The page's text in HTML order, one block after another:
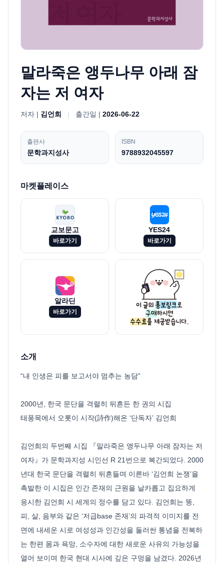
말라죽은 앵두나무 아래 잠
자는 저 여자
저자 | 김언희 | 출간일 | 2026-06-22
출판사
문학과지성사
ISBN
9788932045597
마켓플레이스
교보문고
바로가기
YES24
바로가기
알라딘
바로가기
소개
“내 인생은 피를 보고서야 멈추는 농담”
2000년, 한국 문단을 격렬히 뒤흔든 한 권의 시집
태풍목에서 오롯이 시작(詩作)해온 ‘단독자’ 김언희
김언희의 두번째 시집 『말라죽은 앵두나무 아래 잠자는 저
여자』가 문학과지성 시인선 R 21번으로 복간되었다. 2000
년대 한국 문단을 격렬히 뒤흔들며 이른바 ‘김언희 논쟁’을
촉발한 이 시집은 인간 존재의 근원을 날카롭고 집요하게
응시한 김언희 시 세계의 정수를 담고 있다. 김언희는 똥,
피, 살, 음부와 같은 ‘저급base 존재’의 파격적 이미지를 전
면에 내세운 시로 여성성과 인간성을 둘러싼 통념을 전복하
는 한편 몸과 욕망, 소수자에 대한 새로운 사유의 가능성을
열어 보이며 한국 현대 시사에 깊은 구멍을 남겼다. 2026년